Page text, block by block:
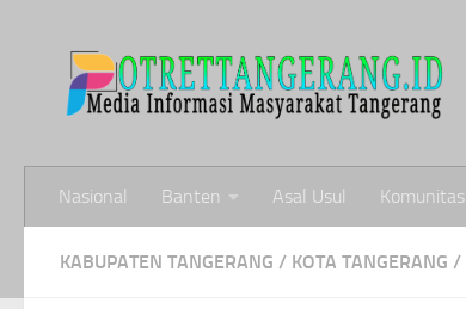
Nasional Banten Asal Usul Komunitas
KABUPATEN TANGERANG / KOTA TANGERANG /